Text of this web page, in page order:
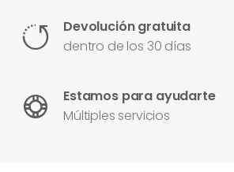
Devolución gratuita
dentro de los 30 días
Estamos para ayudarte
Múltiples servicios